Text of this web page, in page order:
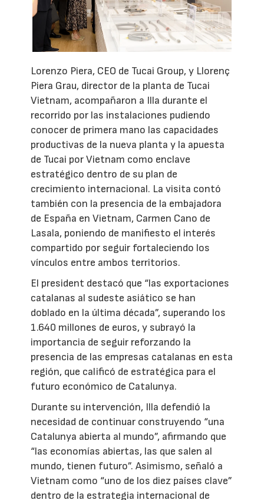
Lorenzo Piera, CEO de Tucai Group, y Llorenç
Piera Grau, director de la planta de Tucai
Vietnam, acompañaron a Illa durante el
recorrido por las instalaciones pudiendo
conocer de primera mano las capacidades
productivas de la nueva planta y la apuesta
de Tucai por Vietnam como enclave
estratégico dentro de su plan de
crecimiento internacional. La visita contó
también con la presencia de la embajadora
de España en Vietnam, Carmen Cano de
Lasala, poniendo de manifiesto el interés
compartido por seguir fortaleciendo los
vínculos entre ambos territorios.
El president destacó que “las exportaciones
catalanas al sudeste asiático se han
doblado en la última década”, superando los
1.640 millones de euros, y subrayó la
importancia de seguir reforzando la
presencia de las empresas catalanas en esta
región, que calificó de estratégica para el
futuro económico de Catalunya.
Durante su intervención, Illa defendió la
necesidad de continuar construyendo “una
Catalunya abierta al mundo”, afirmando que
“las economías abiertas, las que salen al
mundo, tienen futuro”. Asimismo, señaló a
Vietnam como “uno de los diez países clave”
dentro de la estrategia internacional de